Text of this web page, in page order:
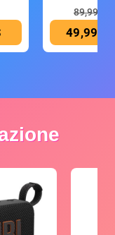
89,99 €
49,99 €